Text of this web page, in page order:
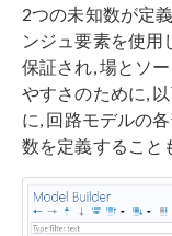
2つの未知数が定
ンジュ要素を使用
保証され, 場とソ
やすさのために,
に, 回路モデルの
数を定義すること